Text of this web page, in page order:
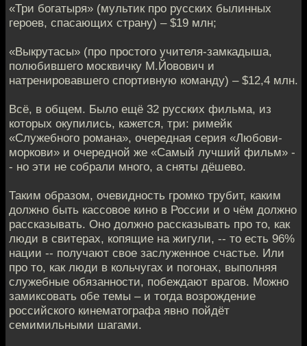
«Три богатыря» (мультик про русских былинных
героев, спасающих страну) – $19 млн;
«Выкрутасы» (про простого учителя-замкадыша,
полюбившего москвичку М.Йовович и
натренировавшего спортивную команду) – $12,4 млн.
Всё, в общем. Было ещё 32 русских фильма, из
которых окупились, кажется, три: римейк
«Служебного романа», очередная серия «Любови-
моркови» и очередной же «Самый лучший фильм» -
- но эти не собрали много, а сняты дёшево.
Таким образом, очевидность громко трубит, каким
должно быть кассовое кино в России и о чём должно
рассказывать. Оно должно рассказывать про то, как
люди в свитерах, копящие на жигули, -- то есть 96%
нации -- получают свое заслуженное счастье. Или
про то, как люди в кольчугах и погонах, выполняя
служебные обязанности, побеждают врагов. Можно
замиксовать обе темы – и тогда возрождение
российского кинематографа явно пойдёт
семимильными шагами.